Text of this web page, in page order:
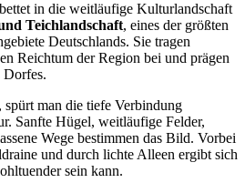
in die weitläufige Kulturlandschaft
Teichlandschaft, eines der größten
Deutschlands. Sie tragen
Reichtum der Region bei und prägen
Dorfes.
spürt man die tiefe Verbindung
Sanfte Hügel, weitläufige Felder,
Wege bestimmen das Bild. Vorbei
und durch lichte Alleen ergibt sich
sein kann.